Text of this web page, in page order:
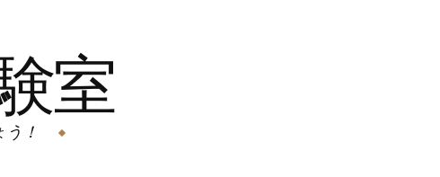
室
！